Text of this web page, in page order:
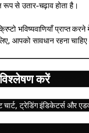
रूप से उतार-चढ़ाव होता है।
भविष्यवाणियाँ प्राप्त
आपको सावधान रहना
करें
ट्रेडिंग इंडिकेटर्स और